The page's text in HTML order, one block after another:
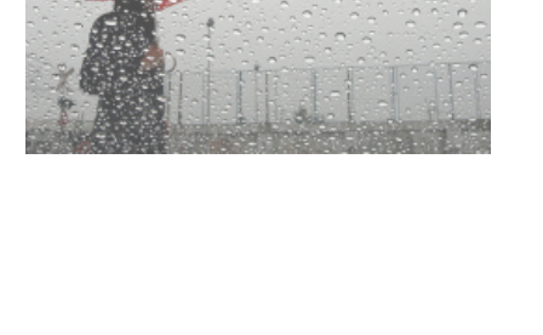
Turismo accesible para personas
con discapacidad y adultos
mayores
03-08-2026